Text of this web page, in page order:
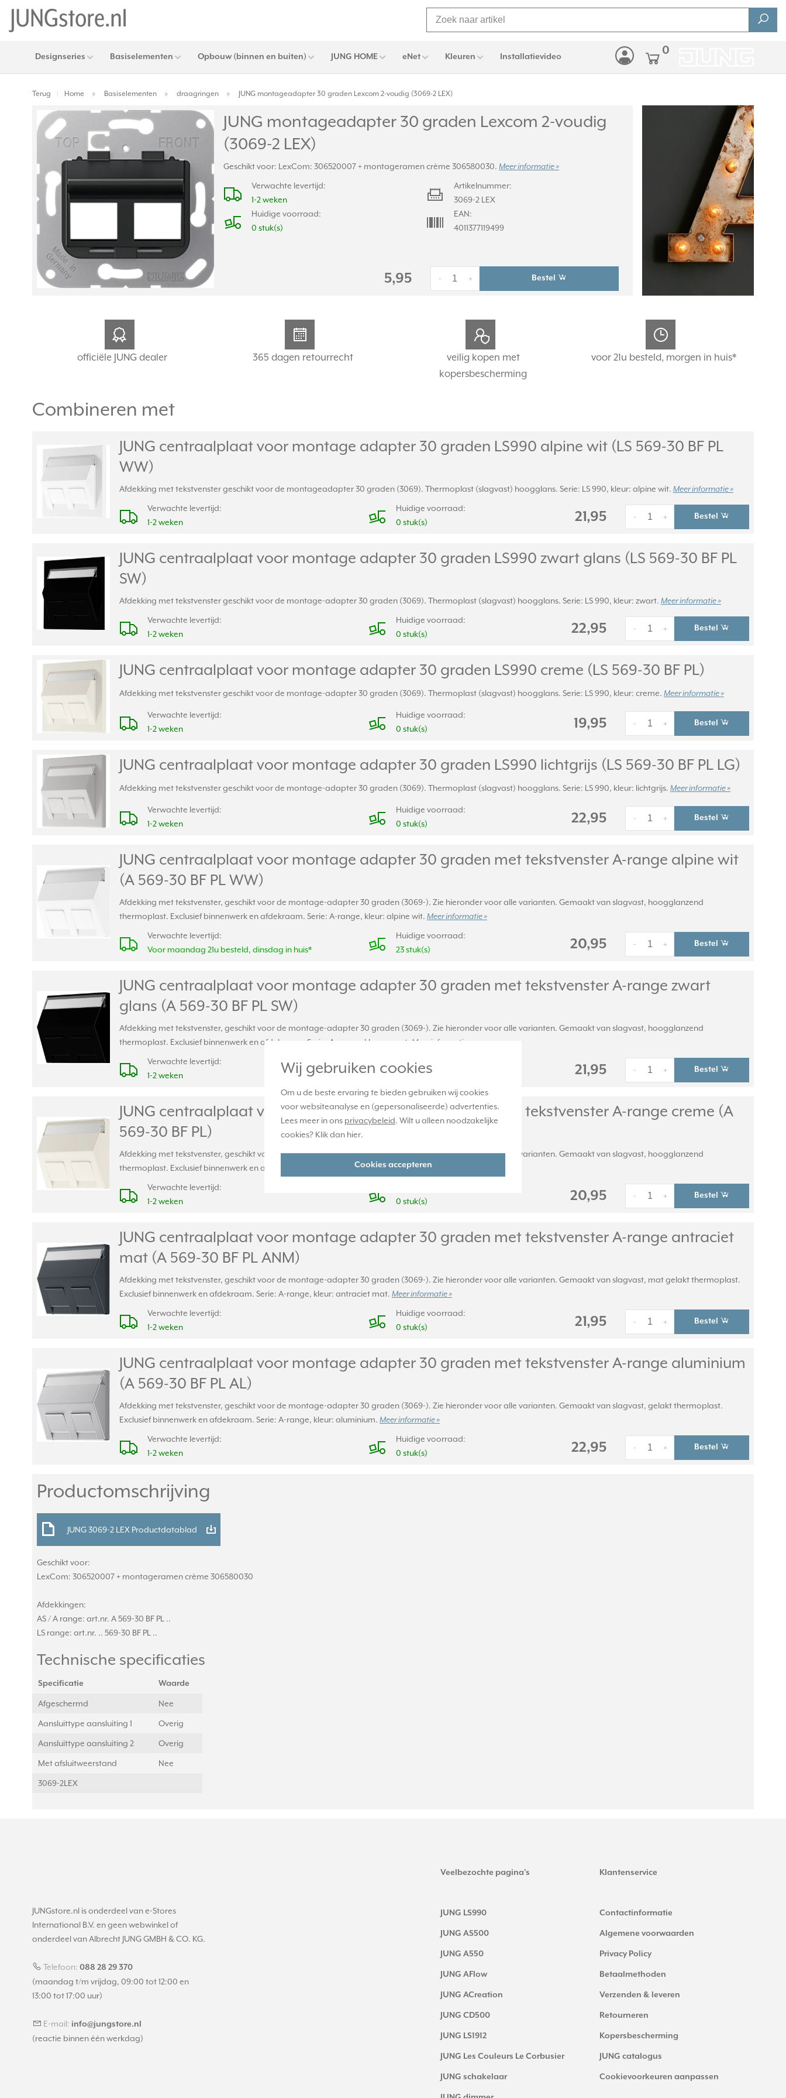
Wij gebruiken cookies
Om u de beste ervaring te bieden gebruiken wij cookies
voor websiteanalyse en (gepersonaliseerde) advertenties.
Lees meer in ons privacybeleid. Wilt u alleen noodzakelijke
cookies? Klik dan hier.
Cookies accepteren
Designseries Basiselementen Opbouw (binnen en buiten) JUNG HOME eNet Kleuren Installatievideo 0
Terug Home Basiselementen draagringen JUNG montageadapter 30 graden Lexcom 2-voudig (3069-2 LEX)
JUNG montageadapter 30 graden Lexcom 2-voudig
(3069-2 LEX)
Geschikt voor: LexCom: 306520007 + montageramen crème 306580030.Meer informatie »
Verwachte levertijd:
1-2 weken
Huidige voorraad:
0 stuk(s)
Artikelnummer:
3069-2 LEX
EAN:
4011377119499
5,95 +
- Bestel
officiële JUNG dealer 365 dagen retourrecht
veilig kopen met
kopersbescherming
voor 21u besteld, morgen in huis*
Combineren met
JUNG centraalplaat voor montage adapter 30 graden LS990 alpine wit (LS 569-30 BF PL
WW)
Afdekking met tekstvenster geschikt voor de montageadapter 30 graden (3069). Thermoplast (slagvast) hoogglans. Serie: LS 990, kleur: alpine wit. Meer informatie »
Verwachte levertijd:
1-2 weken
Huidige voorraad:
0 stuk(s)
21,95 +
- Bestel
JUNG centraalplaat voor montage adapter 30 graden LS990 zwart glans (LS 569-30 BF PL
SW)
Afdekking met tekstvenster geschikt voor de montage-adapter 30 graden (3069). Thermoplast (slagvast) hoogglans. Serie: LS 990, kleur: zwart. Meer informatie »
Verwachte levertijd:
1-2 weken
Huidige voorraad:
0 stuk(s)
22,95 +
- Bestel
JUNG centraalplaat voor montage adapter 30 graden LS990 creme (LS 569-30 BF PL)
Afdekking met tekstvenster geschikt voor de montage-adapter 30 graden (3069). Thermoplast (slagvast) hoogglans. Serie: LS 990, kleur: creme. Meer informatie »
Verwachte levertijd:
1-2 weken
Huidige voorraad:
0 stuk(s)
19,95 +
- Bestel
JUNG centraalplaat voor montage adapter 30 graden LS990 lichtgrijs (LS 569-30 BF PL LG)
Afdekking met tekstvenster geschikt voor de montage-adapter 30 graden (3069). Thermoplast (slagvast) hoogglans. Serie: LS 990, kleur: lichtgrijs. Meer informatie »
Verwachte levertijd:
1-2 weken
Huidige voorraad:
0 stuk(s)
22,95 +
- Bestel
JUNG centraalplaat voor montage adapter 30 graden met tekstvenster A-range alpine wit
(A 569-30 BF PL WW)
Afdekking met tekstvenster, geschikt voor de montage-adapter 30 graden (3069-). Zie hieronder voor alle varianten. Gemaakt van slagvast, hoogglanzend
thermoplast. Exclusief binnenwerk en afdekraam. Serie: A-range, kleur: alpine wit. Meer informatie »
Verwachte levertijd:
Voor maandag 21u besteld, dinsdag in huis*
Huidige voorraad:
23 stuk(s)
20,95 +
- Bestel
JUNG centraalplaat voor montage adapter 30 graden met tekstvenster A-range zwart
glans (A 569-30 BF PL SW)
Afdekking met tekstvenster, geschikt voor de montage-adapter 30 graden (3069-). Zie hieronder voor alle varianten. Gemaakt van slagvast, hoogglanzend
thermoplast. Exclusief binnenwerk en afdekraam. Serie: A-range, kleur: zwart. Meer informatie »
Verwachte levertijd:
1-2 weken
Huidige voorraad:
0 stuk(s)
21,95 +
- Bestel
JUNG centraalplaat voor montage adapter 30 graden met tekstvenster A-range creme (A
569-30 BF PL)
Afdekking met tekstvenster, geschikt voor de montage-adapter 30 graden (3069-). Zie hieronder voor alle varianten. Gemaakt van slagvast, hoogglanzend
thermoplast. Exclusief binnenwerk en afdekraam. Serie: A-range, kleur: crème.Meer informatie »
Verwachte levertijd:
1-2 weken
0 stuk(s)
20,95 +
- Bestel
JUNG centraalplaat voor montage adapter 30 graden met tekstvenster A-range antraciet
mat (A 569-30 BF PL ANM)
Afdekking met tekstvenster, geschikt voor de montage-adapter 30 graden (3069-). Zie hieronder voor alle varianten. Gemaakt van slagvast, mat gelakt thermoplast.
Exclusief binnenwerk en afdekraam. Serie: A-range, kleur: antraciet mat. Meer informatie »
Verwachte levertijd:
1-2 weken
Huidige voorraad:
0 stuk(s)
21,95 +
- Bestel
JUNG centraalplaat voor montage adapter 30 graden met tekstvenster A-range aluminium
(A 569-30 BF PL AL)
Afdekking met tekstvenster, geschikt voor de montage-adapter 30 graden (3069-). Zie hieronder voor alle varianten. Gemaakt van slagvast, gelakt thermoplast.
Exclusief binnenwerk en afdekraam. Serie: A-range, kleur: aluminium. Meer informatie »
Verwachte levertijd:
1-2 weken
Huidige voorraad:
0 stuk(s)
22,95 +
- Bestel
Productomschrijving
JUNG 3069-2 LEX Productdatablad
Geschikt voor:
LexCom: 306520007 + montageramen crème 306580030
Afdekkingen:
AS / A range: art.nr. A 569-30 BF PL ..
LS range: art.nr. .. 569-30 BF PL ..
Technische specificaties
Specificatie Waarde
Afgeschermd Nee
Aansluittype aansluiting 1 Overig
Aansluittype aansluiting 2 Overig
Met afsluitweerstand Nee
3069-2LEX
JUNGstore.nl is onderdeel van e-Stores
International B.V. en geen webwinkel of
onderdeel van Albrecht JUNG GMBH & CO. KG.
Telefoon: 088 28 29 370
(maandag t/m vrijdag, 09:00 tot 12:00 en
13:00 tot 17:00 uur)
E-mail: info@jungstore.nl
(reactie binnen één werkdag)
Veelbezochte pagina's
JUNG LS990
JUNG AS500
JUNG A550
JUNG AFlow
JUNG ACreation
JUNG CD500
JUNG LS1912
JUNG Les Couleurs Le Corbusier
JUNG schakelaar
Klantenservice
Contactinformatie
Algemene voorwaarden
Privacy Policy
Betaalmethoden
Verzenden & leveren
Retourneren
Kopersbescherming
JUNG catalogus
Cookievoorkeuren aanpassen